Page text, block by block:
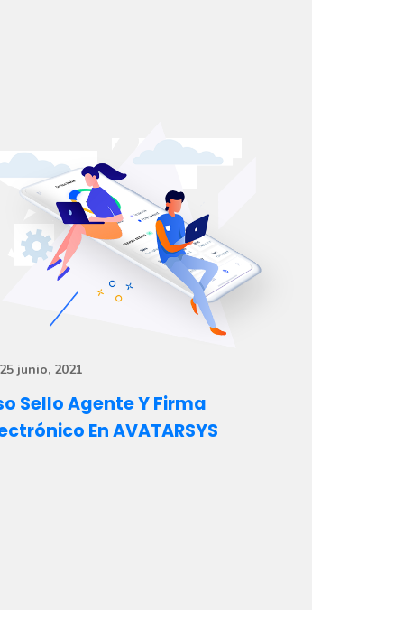
junio, 2021
Sello Agente Y Firma
En AVATARSYS